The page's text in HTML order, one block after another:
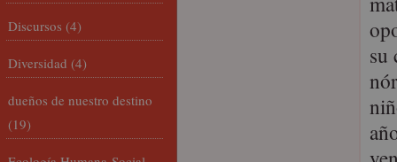
su
Discursos (4)
Diversidad (4)
dueños de nuestro destino
(19)